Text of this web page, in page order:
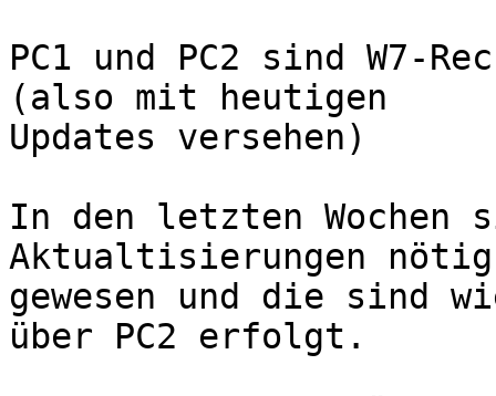
PC1 und PC2 sind W7-
(also mit heutigen
Updates versehen)
In den letzten Wochen
Aktualtisierungen nötig
gewesen und die sind
über PC2 erfolgt.